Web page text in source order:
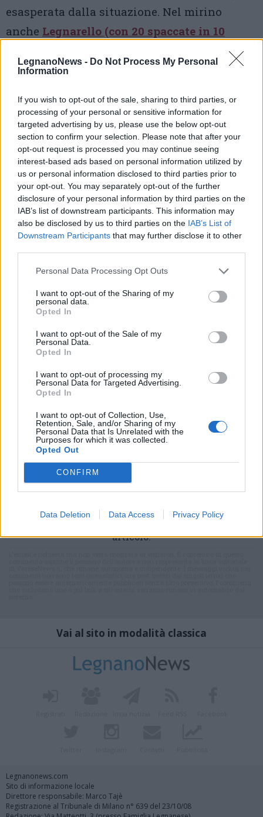
LegnanoNews - Do Not Process My Personal
Information
If you wish to opt-out of the sale, sharing to third parties, or
processing of your personal or sensitive information for
targeted advertising by us, please use the below opt-out
section to confirm your selection. Please note that after your
opt-out request is processed you may continue seeing
interest-based ads based on personal information utilized by
us or personal information disclosed to third parties prior to
your opt-out. You may separately opt-out of the further
disclosure of your personal information by third parties on the
IAB’s list of downstream participants. This information may
also be disclosed by us to third parties on the IAB’s List of
Downstream Participants that may further disclose it to other
Personal Data Processing Opt Outs
I want to opt-out of the Sharing of my
personal data.
Opted In
I want to opt-out of the Sale of my
Personal Data.
Opted In
I want to opt-out of processing my
Personal Data for Targeted Advertising.
Opted In
I want to opt-out of Collection, Use,
Retention, Sale, and/or Sharing of my
Personal Data that Is Unrelated with the
Purposes for which it was collected.
Opted Out
CONFIRM
Data Deletion Data Access Privacy Policy
esasperata dalla situazione. Nel mirino
anche Legnarello (con 20 spaccate in 10
Pubblicato da Redazione 25 Febbraio 2019
Commenti
articolo.
Vai al sito in modalità classica
Legnanonews.com
Sito di informazione locale
Direttore responsabile: Marco Tajè
Registrazione al Tribunale di Milano n° 639 del 23/10/08